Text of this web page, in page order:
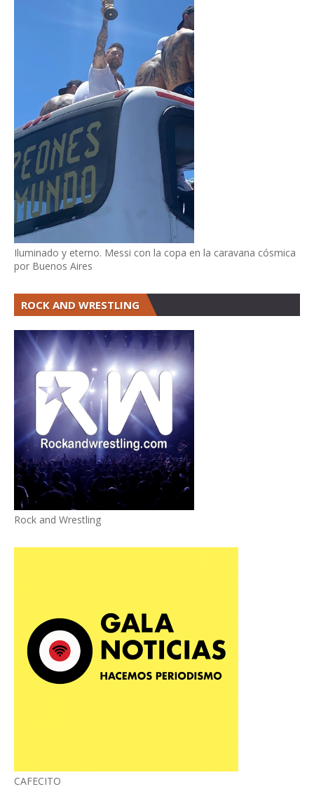
Iluminado y eterno. Messi con la copa en la caravana cósmica
por Buenos Aires
ROCK AND WRESTLING
Rock and Wrestling
CAFECITO